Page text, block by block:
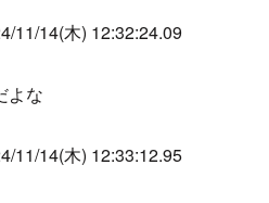
11/14(木) 12:32:24.09
よな
11/14(木) 12:33:12.95